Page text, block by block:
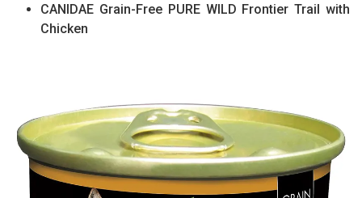
CANIDAE Grain-Free PURE WILD Frontier Trail with
Chicken